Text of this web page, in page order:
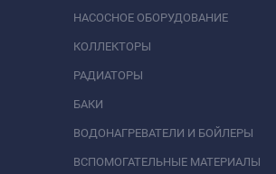
НАСОСНОЕ ОБОРУДОВАНИЕ
КОЛЛЕКТОРЫ
РАДИАТОРЫ
БАКИ
ВОДОНАГРЕВАТЕЛИ И БОЙЛЕРЫ
ВСПОМОГАТЕЛЬНЫЕ МАТЕРИАЛЫ